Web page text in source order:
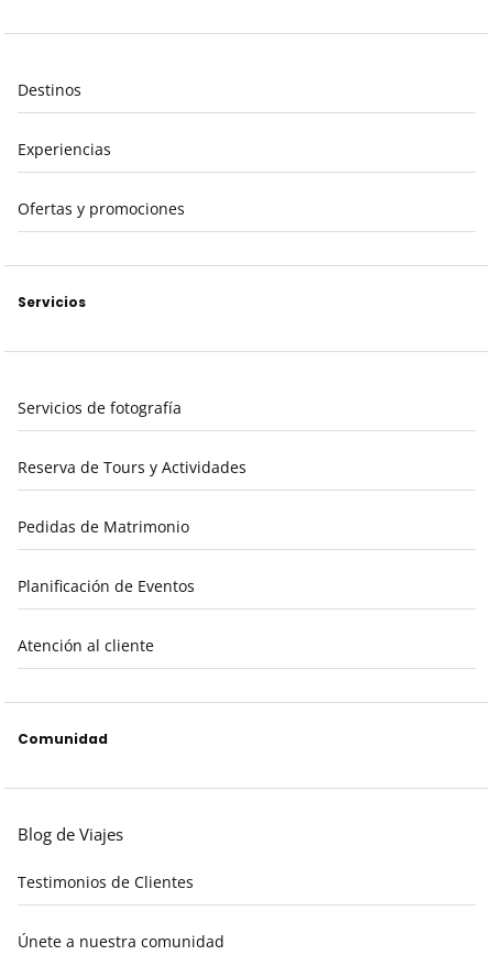
Destinos
Experiencias
Ofertas y promociones
Servicios
Servicios de fotografía
Reserva de Tours y Actividades
Pedidas de Matrimonio
Planificación de Eventos
Atención al cliente
Comunidad
Blog de Viajes
Testimonios de Clientes
Únete a nuestra comunidad